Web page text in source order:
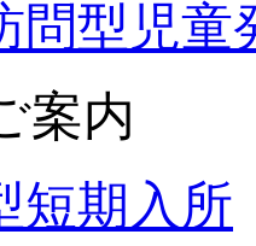
問型児童
案内
短期入所